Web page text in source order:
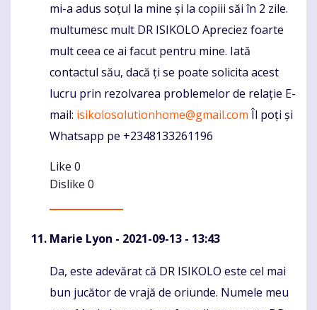
mi-a adus soțul la mine și la copiii săi în 2 zile.
multumesc mult DR ISIKOLO Apreciez foarte
mult ceea ce ai facut pentru mine. Iată
contactul său, dacă ți se poate solicita acest
lucru prin rezolvarea problemelor de relație E-
mail: isikolosolutionhome@gmail.com Îl poți și
Whatsapp pe +2348133261196
Like 0
Dislike 0
Marie Lyon - 2021-09-13 - 13:43
Komentaras
Da, este adevărat că DR ISIKOLO este cel mai
bun jucător de vrajă de oriunde. Numele meu